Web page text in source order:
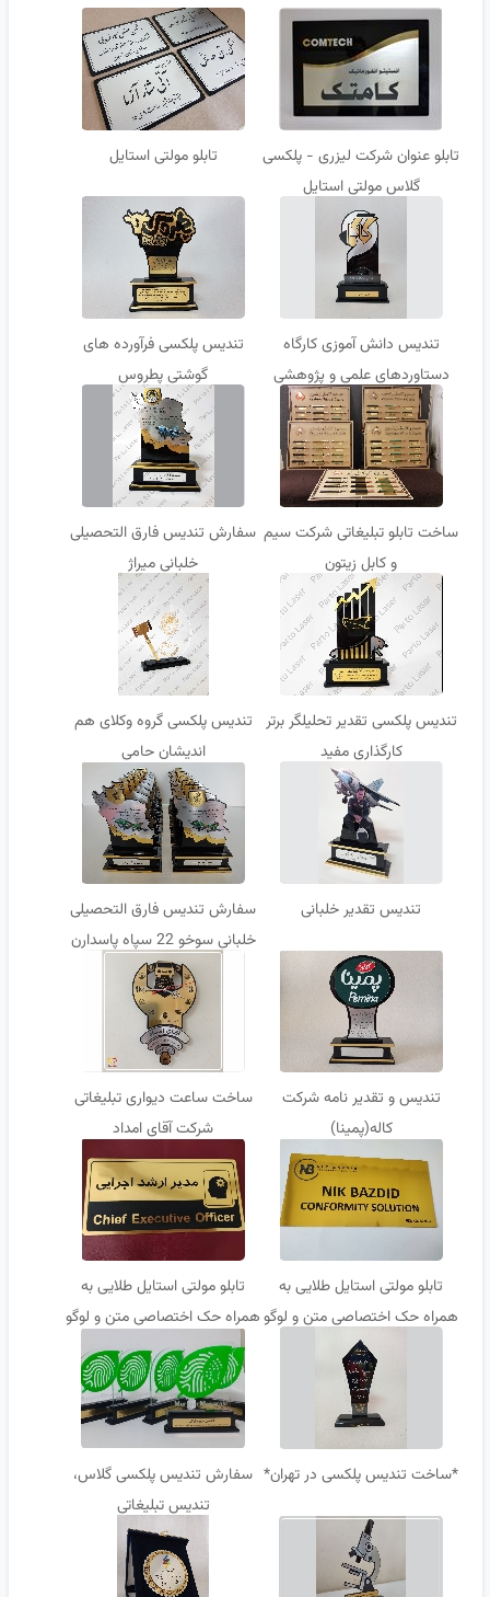
تابلو عنوان شرکت لیزری - پلکسی
گلاس مولتی استایل
تابلو مولتی استایل
تندیس دانش آموزی کارگاه
دستاوردهای علمی و پژوهشی
فرزانگان
تندیس پلکسی فرآورده های
گوشتی پطروس
ساخت تابلو تبلیغاتی شرکت سیم
و کابل زیتون
سفارش تندیس فارق التحصیلی
خلبانی میراژ
تندیس پلکسی تقدیر تحلیلگر برتر
کارگذاری مفید
تندیس پلکسی گروه وکلای هم
اندیشان حامی
تندیس تقدیر خلبانی
سفارش تندیس فارق التحصیلی
خلبانی سوخو 22 سپاه پاسدارن
تندیس و تقدیر نامه شرکت
کاله(پمینا)
ساخت ساعت دیواری تبلیغاتی
شرکت آقای امداد
تابلو مولتی استایل طلایی به
همراه حک اختصاصی متن و لوگو
شرکت
تابلو مولتی استایل طلایی به
همراه حک اختصاصی متن و لوگو
شرکت
*ساخت تندیس پلکسی در تهران* سفارش تندیس پلکسی گلاس،
تندیس تبلیغاتی